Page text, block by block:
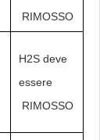
RIMOSSO
H2S deve
essere
RIMOSSO